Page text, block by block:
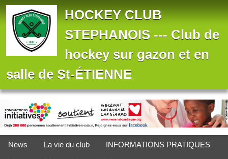
HOCKEY CLUB
STEPHANOIS --- Club de
hockey sur gazon et en
salle de St-ÉTIENNE
News La vie du club INFORMATIONS PRATIQUES
Panneau de gestion des cookies